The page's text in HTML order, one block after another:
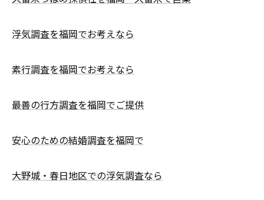
浮気調査を福岡でお考えなら
素行調査を福岡でお考えなら
最善の行方調査を福岡でご提供
安心のための結婚調査を福岡で
大野城・春日地区での浮気調査なら